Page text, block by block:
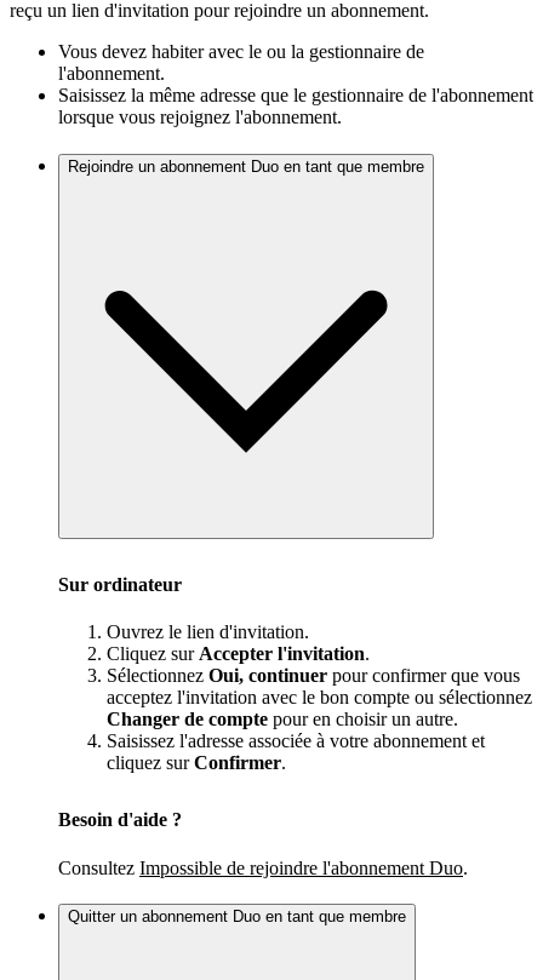
reçu un lien d'invitation pour rejoindre un abonnement.
Vous devez habiter avec le ou la gestionnaire de
l'abonnement.
Saisissez la même adresse que le gestionnaire de l'abonnement
lorsque vous rejoignez l'abonnement.
Rejoindre un abonnement Duo en tant que membre
Sur ordinateur
Ouvrez le lien d'invitation.
Cliquez sur Accepter l'invitation.
Sélectionnez Oui, continuer pour confirmer que vous
acceptez l'invitation avec le bon compte ou sélectionnez
Changer de compte pour en choisir un autre.
Saisissez l'adresse associée à votre abonnement et
cliquez surConfirmer.
Besoin d'aide ?
Consultez Impossible de rejoindre l'abonnement Duo.
Quitter un abonnement Duo en tant que membre